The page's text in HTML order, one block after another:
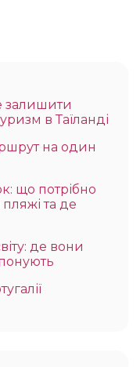
залишити
в Таїланді
на один
що потрібно
та де
де вони